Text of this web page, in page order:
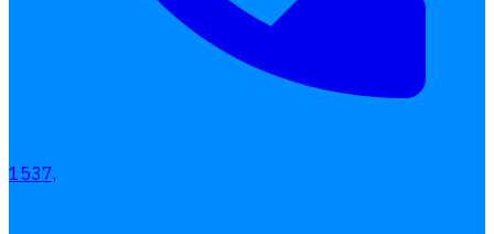
1537,